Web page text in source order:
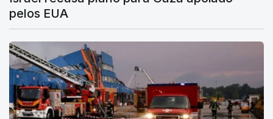
pelos EUA